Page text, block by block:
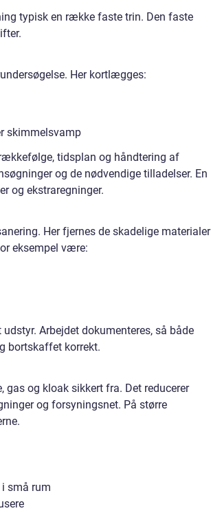
typisk en række faste trin. Den faste
Her kortlægges:
skimmelsvamp
tidsplan og håndtering af
og de nødvendige tilladelser. En
og ekstraregninger.
Her fjernes de skadelige materialer
eksempel være:
Arbejdet dokumenteres, så både
bortskaffet korrekt.
gas og kloak sikkert fra. Det reducerer
og forsyningsnet. På større
små rum